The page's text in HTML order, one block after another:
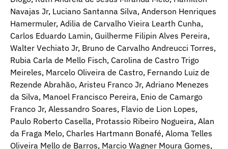
Navajas Jr, Luciano Santanna Silva, Anderson Henriques
Hamermuler, Adilia de Carvalho Vieira Learth Cunha,
Carlos Eduardo Lamin, Guilherme Filipin Alves Pereira,
Walter Vechiato Jr, Bruno de Carvalho Andreucci Torres,
Rubia Carla de Mello Fisch, Carolina de Castro Trigo
Meireles, Marcelo Oliveira de Castro, Fernando Luiz de
Rezende Abrahão, Aristeu Franco Jr, Adriano Menezes
da Silva, Manoel Francisco Pereira, Enio de Camargo
Franco Jr, Alessandro Soares, Flavio de Lion Lopes,
Paulo Roberto Casella, Protassio Ribeiro Nogueira, Alan
da Fraga Melo, Charles Hartmann Bonafé, Aloma Telles
Oliveira Mello de Barros, Marcio Wagner Moura Gomes,